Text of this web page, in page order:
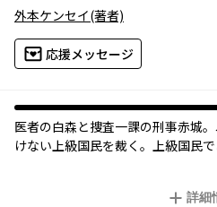
外本ケンセイ(著者)
応援メッセージ
医者の白森と捜査一課の刑事赤城
けない上級国民を裁く。上級国民
詳細